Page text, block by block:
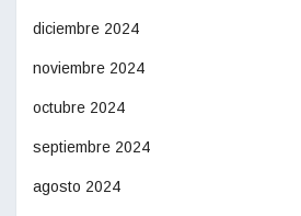
diciembre 2024
noviembre 2024
octubre 2024
septiembre 2024
agosto 2024